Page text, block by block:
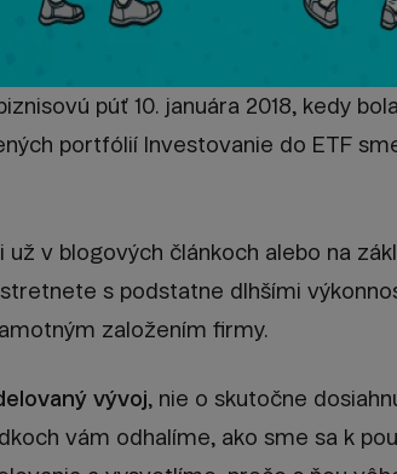
púť 10. januára 2018, kedy
portfólií Investovanie do ETF
v blogových článkoch alebo na
s podstatne dlhšími
založením firmy.
vývoj, nie o skutočne
vám odhalíme, ako sme sa k